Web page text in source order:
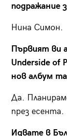
подражание
Нина Симон.
Първият ви
Underside of
нов албум
Да.
през есента.
Идвате в